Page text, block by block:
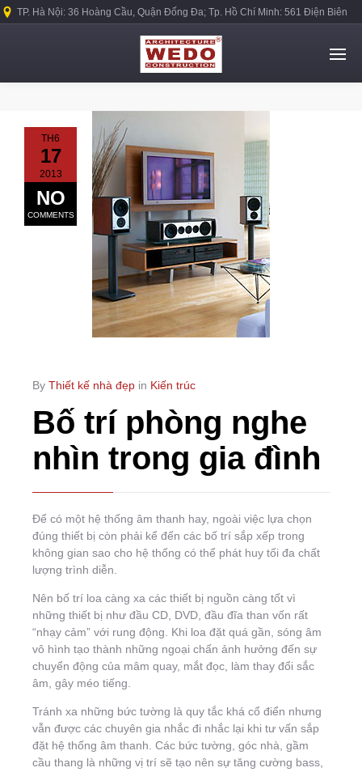
TP. Hà Nội: 36 Hoàng Cầu, Quận Đống Đa; Tp. Hồ Chí Minh: 561 Điện Biên
TH6
17
2013
NO
COMMENTS
By Thiết kế nhà đẹp in Kiến trúc
Bố trí phòng nghe
nhìn trong gia đình
Để có một hệ thống âm thanh hay, ngoài việc lựa chọn
đúng thiết bị còn phải kể đến các bố trí sắp xếp trong
không gian sao cho hệ thống có thể phát huy tối đa chất
lượng trình diễn.
Nên bố trí loa càng xa các thiết bị nguồn càng tốt vì
những thiết bị như đầu CD, DVD, đầu đĩa than vốn rất
“nhạy cảm” với rung động. Khi loa đặt quá gần, sóng âm
vô hình tạo thành những ngoại chấn ảnh hưởng đến sự
chuyển động của mâm quay, mắt đọc, làm thay đổi sắc
âm, gây méo tiếng.
Tránh xa những bức tường là quy tắc khá cổ điển nhưng
vẫn được các chuyên gia nhắc đi nhắc lại khi tư vấn sắp
đặt hệ thống âm thanh. Các bức tường, góc nhà, gầm
cầu thang là những vị trí sẽ tạo nên sự tăng cường bass,